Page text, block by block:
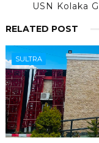
USN Kolaka
RELATED POST
SULTRA